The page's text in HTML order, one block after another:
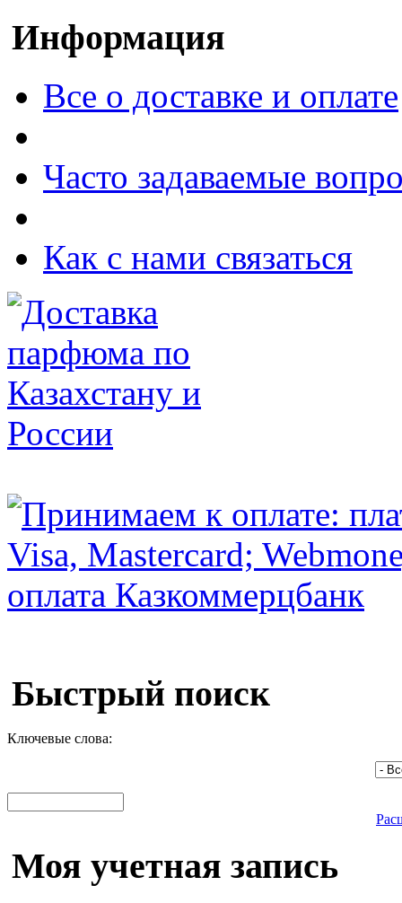
Информация
Все о доставке и оплате
Часто задаваемые
Как с нами связаться
Быстрый поиск
Ключевые слова:
Моя учетная запись